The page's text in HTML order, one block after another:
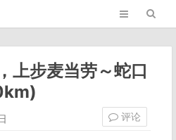
步麦当劳～蛇口
评论